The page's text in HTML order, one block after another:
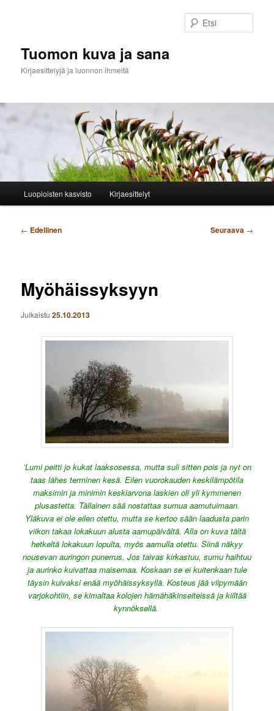
Tuomon kuva ja sana
Kirjaesittelyjä ja luonnon ihmeitä
Luopioisten kasvisto Kirjaesittelyt
Artikkelien
← Edellinen Seuraava →
Myöhäissyksyyn
Julkaistu25.10.2013
’Lumi peitti jo kukat laaksosessa, mutta suli sitten pois ja nyt on
taas lähes terminen kesä. Eilen vuorokauden keskilämpötila
maksimin ja minimin keskiarvona laskien oli yli kymmenen
plusastetta. Tällainen sää nostattaa sumua aamutuimaan.
Yläkuva ei ole eilen otettu, mutta se kertoo sään laadusta parin
viikon takaa lokakuun alusta aamupäivältä. Alla on kuva tältä
hetkeltä lokakuun lopulta, myös aamulla otettu. Siinä näkyy
nousevan auringon punerrus. Jos taivas kirkastuu, sumu haihtuu
ja aurinko kuivattaa maisemaa. Koskaan se ei kuitenkaan tule
täysin kuivaksi enää myöhäissyksyllä. Kosteus jää viipymään
varjokohtiin, se kimaltaa kolojen hämähäkinseiteissä ja kiiltää
kynnöksellä.